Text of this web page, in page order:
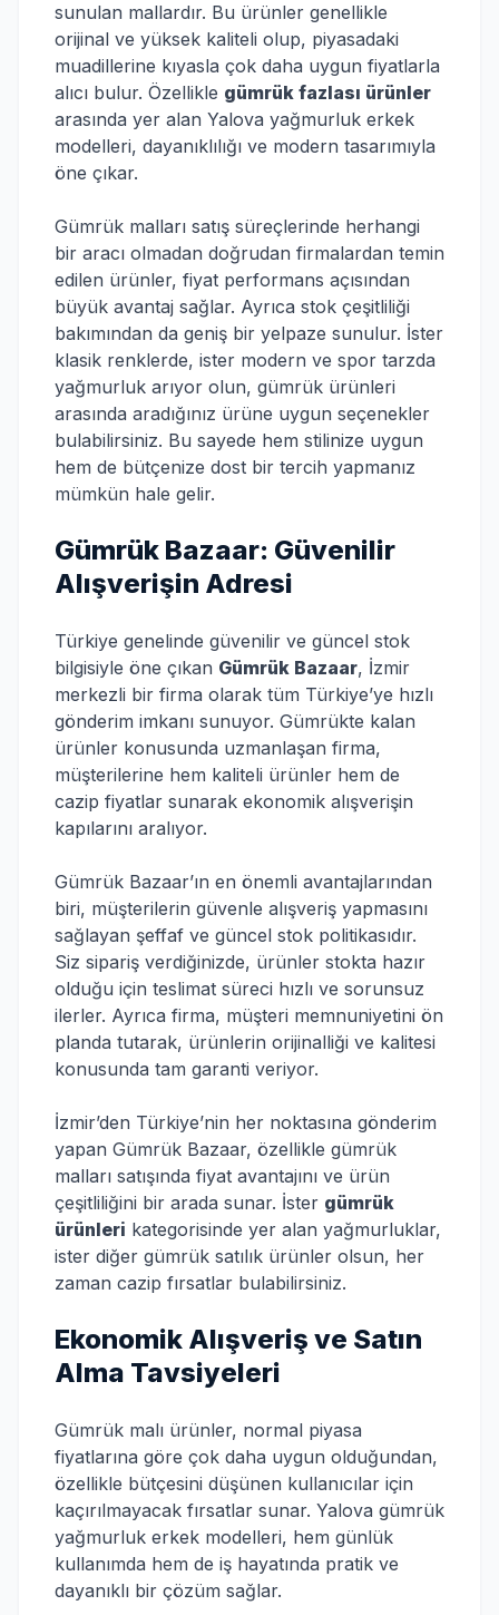
sunulan mallardır. Bu ürünler genellikle
orijinal ve yüksek kaliteli olup, piyasadaki
muadillerine kıyasla çok daha uygun fiyatlarla
alıcı bulur. Özellikle gümrük fazlası ürünler
arasında yer alan Yalova yağmurluk erkek
modelleri, dayanıklılığı ve modern tasarımıyla
öne çıkar.
Gümrük malları satış süreçlerinde herhangi
bir aracı olmadan doğrudan firmalardan temin
edilen ürünler, fiyat performans açısından
büyük avantaj sağlar. Ayrıca stok çeşitliliği
bakımından da geniş bir yelpaze sunulur. İster
klasik renklerde, ister modern ve spor tarzda
yağmurluk arıyor olun, gümrük ürünleri
arasında aradığınız ürüne uygun seçenekler
bulabilirsiniz. Bu sayede hem stilinize uygun
hem de bütçenize dost bir tercih yapmanız
mümkün hale gelir.
Gümrük Bazaar: Güvenilir
Alışverişin Adresi
Türkiye genelinde güvenilir ve güncel stok
bilgisiyle öne çıkan Gümrük Bazaar, İzmir
merkezli bir firma olarak tüm Türkiye’ye hızlı
gönderim imkanı sunuyor. Gümrükte kalan
ürünler konusunda uzmanlaşan firma,
müşterilerine hem kaliteli ürünler hem de
cazip fiyatlar sunarak ekonomik alışverişin
kapılarını aralıyor.
Gümrük Bazaar’ın en önemli avantajlarından
biri, müşterilerin güvenle alışveriş yapmasını
sağlayan şeffaf ve güncel stok politikasıdır.
Siz sipariş verdiğinizde, ürünler stokta hazır
olduğu için teslimat süreci hızlı ve sorunsuz
ilerler. Ayrıca firma, müşteri memnuniyetini ön
planda tutarak, ürünlerin orijinalliği ve kalitesi
konusunda tam garanti veriyor.
İzmir’den Türkiye’nin her noktasına gönderim
yapan Gümrük Bazaar, özellikle gümrük
malları satışında fiyat avantajını ve ürün
çeşitliliğini bir arada sunar. İster gümrük
ürünleri kategorisinde yer alan yağmurluklar,
ister diğer gümrük satılık ürünler olsun, her
zaman cazip fırsatlar bulabilirsiniz.
Ekonomik Alışveriş ve Satın
Alma Tavsiyeleri
Gümrük malı ürünler, normal piyasa
fiyatlarına göre çok daha uygun olduğundan,
özellikle bütçesini düşünen kullanıcılar için
kaçırılmayacak fırsatlar sunar. Yalova gümrük
yağmurluk erkek modelleri, hem günlük
kullanımda hem de iş hayatında pratik ve
dayanıklı bir çözüm sağlar.